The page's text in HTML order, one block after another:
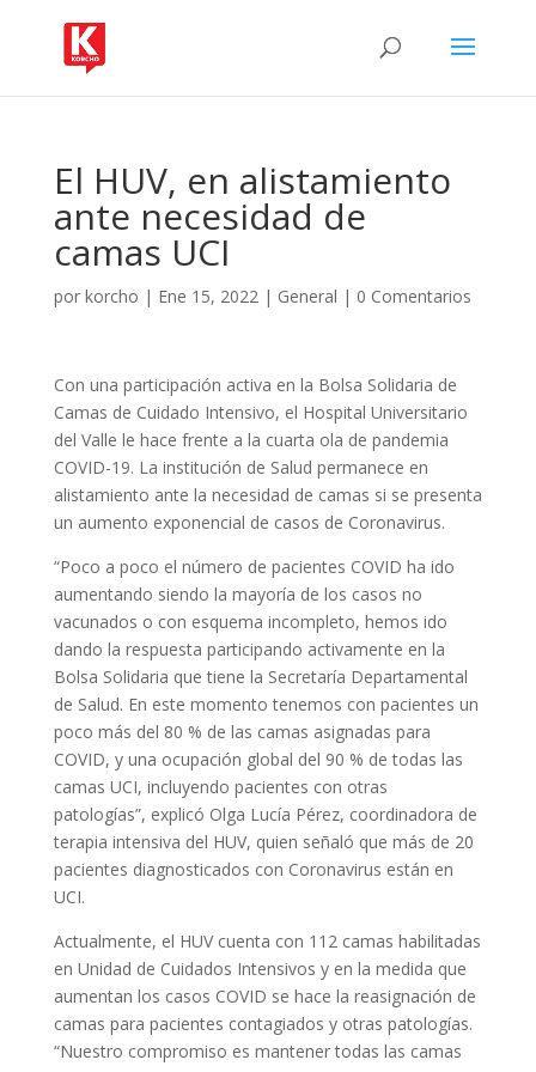
El HUV, en alistamiento
ante necesidad de
camas UCI
por korcho | Ene 15, 2022| General | 0 Comentarios
Con una participación activa en la Bolsa Solidaria de
Camas de Cuidado Intensivo, el Hospital Universitario
del Valle le hace frente a la cuarta ola de pandemia
COVID-19. La institución de Salud permanece en
alistamiento ante la necesidad de camas si se presenta
un aumento exponencial de casos de Coronavirus.
“Poco a poco el número de pacientes COVID ha ido
aumentando siendo la mayoría de los casos no
vacunados o con esquema incompleto, hemos ido
dando la respuesta participando activamente en la
Bolsa Solidaria que tiene la Secretaría Departamental
de Salud. En este momento tenemos con pacientes un
poco más del 80 % de las camas asignadas para
COVID, y una ocupación global del 90 % de todas las
camas UCI, incluyendo pacientes con otras
patologías”, explicó Olga Lucía Pérez, coordinadora de
terapia intensiva del HUV, quien señaló que más de 20
pacientes diagnosticados con Coronavirus están en
UCI.
Actualmente, el HUV cuenta con 112 camas habilitadas
en Unidad de Cuidados Intensivos y en la medida que
aumentan los casos COVID se hace la reasignación de
camas para pacientes contagiados y otras patologías.
“Nuestro compromiso es mantener todas las camas